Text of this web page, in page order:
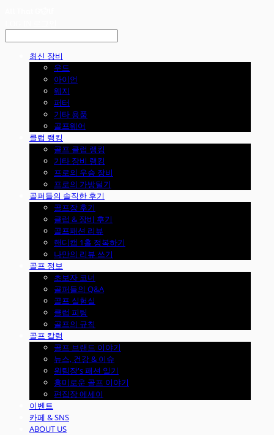
최신 장비
우드
아이언
웨지
퍼터
기타 용품
골프웨어
클럽 랭킹
골프 클럽 랭킹
기타 장비 랭킹
프로의 우승 장비
프로의 가방털기
골퍼들의 솔직한 후기
골프장 후기
클럽 & 장비 후기
골프패션 리뷰
핸디캡 1홀 정복하기
나만의 리뷰 쓰기
골프 정보
초보자 코너
골퍼들의 Q&A
골프 실험실
클럽 피팅
골프의 규칙
골프 칼럼
골프 브랜드 이야기
뉴스, 건강 & 이슈
원팀장's 패션 일기
흥미로운 골프 이야기
편집장 에세이
이벤트
카페 & SNS
ABOUT US